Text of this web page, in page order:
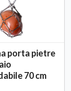
porta pietre
70 cm